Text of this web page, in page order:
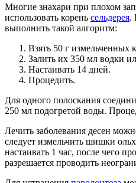
Многие знахари при плохом
использовать корень сельдерея.
выполнить такой алгоритм:
Взять 50 г измельченных
Залить их 350 мл водки
Настаивать 14 дней.
Процедить.
Для одного полоскания
250 мл подогретой воды.
Лечить заболевания десен
следует измельчить шишки
настаивать 1 час, после чего
разрешается проводить